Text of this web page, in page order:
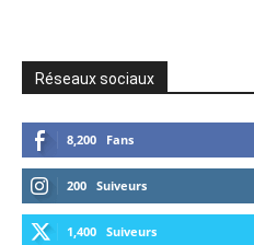
Réseaux sociaux
8,200 Fans
200 Suiveurs
1,400 Suiveurs